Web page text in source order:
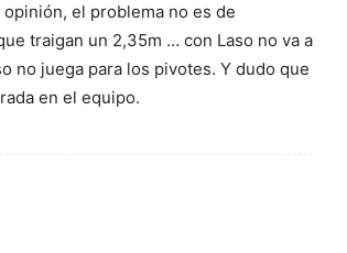
el problema no es de
traigan un 2,35m … con Laso no va a
no juega para los pivotes. Y dudo que
en el equipo.